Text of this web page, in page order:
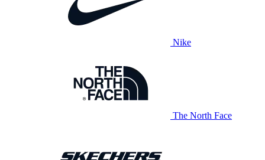
Nike
The North Face